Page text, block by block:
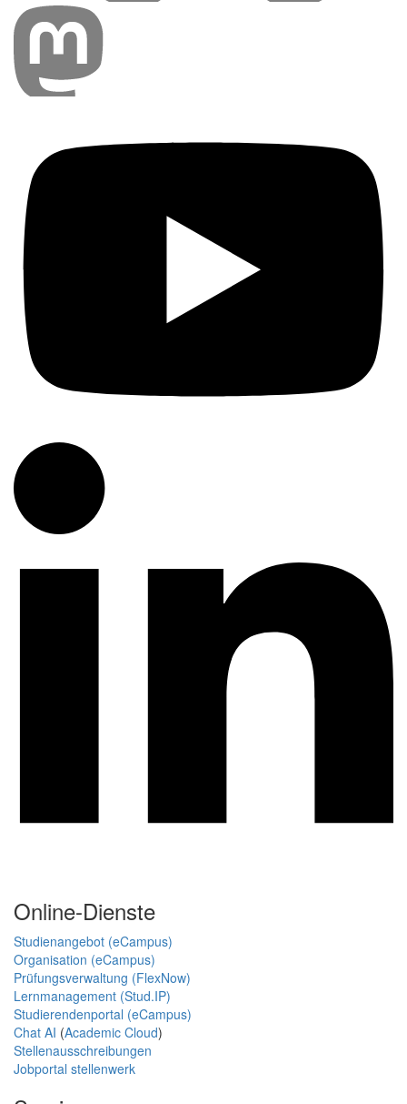
Online-Dienste
Studienangebot (eCampus)
Organisation (eCampus)
Prüfungsverwaltung (FlexNow)
Lernmanagement (Stud.IP)
Studierendenportal (eCampus)
Chat AI (Academic Cloud)
Stellenausschreibungen
Jobportal stellenwerk